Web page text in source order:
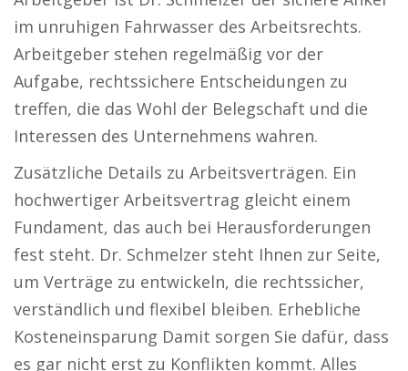
im unruhigen Fahrwasser des Arbeitsrechts.
Arbeitgeber stehen regelmäßig vor der
Aufgabe, rechtssichere Entscheidungen zu
treffen, die das Wohl der Belegschaft und die
Interessen des Unternehmens wahren.
Zusätzliche Details zu Arbeitsverträgen. Ein
hochwertiger Arbeitsvertrag gleicht einem
Fundament, das auch bei Herausforderungen
fest steht. Dr. Schmelzer steht Ihnen zur Seite,
um Verträge zu entwickeln, die rechtssicher,
verständlich und flexibel bleiben. Erhebliche
Kosteneinsparung Damit sorgen Sie dafür, dass
es gar nicht erst zu Konflikten kommt. Alles